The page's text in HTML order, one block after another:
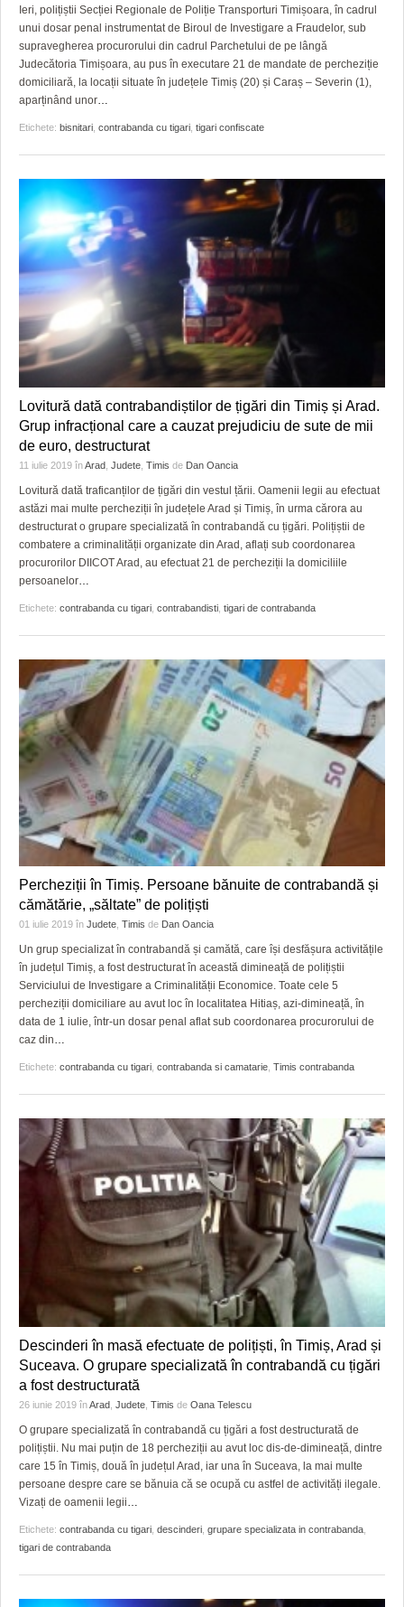
GRĂDINA TAICII DOMNULUI
ZIARISTU’ DE TERASĂ
CU OIŞTEA-N KIERKEGAARD
PE SURSE
CRONICĂ DE FILM
UNDE MERGEM
FILME DOCUMENTARE
JOCURI ONLINE
ACCIDENTE
ANUNŢURI
INFO SI UTILE
INVATAMANT
JUSTITIE
FILME DOCUMENTARE
CLIPURI VIDEO
JOCURI ONLINE
DIVERSE
FARMACII DIN TIMIŞOARA
HARTA TIMIŞOAREI
LICEE, ŞCOLI ŞI GRĂDINIŢE DIN TIMIŞ
PRIMĂRIILE DIN TIMIŞ
SFATUL MEDICULUI
SFATURI JURIDICE
Ieri, polițiștii Secției Regionale de Poliție Transporturi Timișoara, în cadrul
unui dosar penal instrumentat de Biroul de Investigare a Fraudelor, sub
supravegherea procurorului din cadrul Parchetului de pe lângă
Judecătoria Timișoara, au pus în executare 21 de mandate de percheziție
domiciliară, la locații situate în județele Timiș (20) și Caraș – Severin (1),
aparținând unor…
Etichete: bisnitari contrabanda cu tigari tigari confiscate
Lovitură dată contrabandiștilor de țigări din Timiș și Arad.
Grup infracțional care a cauzat prejudiciu de sute de mii
de euro, destructurat
11 iulie 2019 înArad Judete Timis de Dan Oancia
Lovitură dată traficanților de țigări din vestul țării. Oamenii legii au efectuat
astăzi mai multe percheziții în județele Arad și Timiș, în urma cărora au
destructurat o grupare specializată în contrabandă cu țigări. Polițiștii de
combatere a criminalității organizate din Arad, aflați sub coordonarea
procurorilor DIICOT Arad, au efectuat 21 de percheziții la domiciliile
persoanelor…
Etichete: contrabanda cu tigari contrabandisti tigari de contrabanda
Percheziții în Timiș. Persoane bănuite de contrabandă și
cămătărie, „săltate” de polițiști
01 iulie 2019 în Judete Timis de Dan Oancia
Un grup specializat în contrabandă și camătă, care își desfășura activitățile
în județul Timiș, a fost destructurat în această dimineață de polițiștii
Serviciului de Investigare a Criminalității Economice. Toate cele 5
percheziții domiciliare au avut loc în localitatea Hitiaș, azi-dimineață, în
data de 1 iulie, într-un dosar penal aflat sub coordonarea procurorului de
caz din…
Etichete: contrabanda cu tigari contrabanda si camatarie Timis contrabanda
Descinderi în masă efectuate de polițiști, în Timiș, Arad și
Suceava. O grupare specializată în contrabandă cu țigări
a fost destructurată
26 iunie 2019 înArad Judete Timis de Oana Telescu
O grupare specializată în contrabandă cu țigări a fost destructurată de
polițiștii. Nu mai puțin de 18 percheziții au avut loc dis-de-dimineață, dintre
care 15 în Timiș, două în județul Arad, iar una în Suceava, la mai multe
persoane despre care se bănuia că se ocupă cu astfel de activități ilegale.
Vizați de oamenii legii
Etichete: contrabanda cu tigari descinderi grupare specializata in contrabanda
tigari de contrabanda